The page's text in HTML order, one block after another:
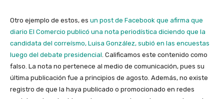
Otro ejemplo de estos, es un post de Facebook que afirma que
diario El Comercio publicó una nota periodística diciendo que la
candidata del correísmo, Luisa González, subió en las encuestas
luego del debate presidencial . Calificamos este contenido como
falso. La nota no pertenece al medio de comunicación, pues su
última publicación fue a principios de agosto. Además, no existe
registro de que la haya publicado o promocionado en redes